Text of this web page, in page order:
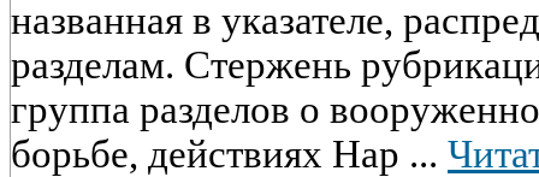
названная в указателе,
разделам. Стержень
группа разделов о
борьбе, действиях Нар ...